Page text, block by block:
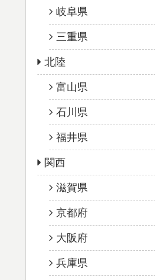
岐阜県
三重県
北陸
富山県
石川県
福井県
関西
滋賀県
京都府
大阪府
兵庫県